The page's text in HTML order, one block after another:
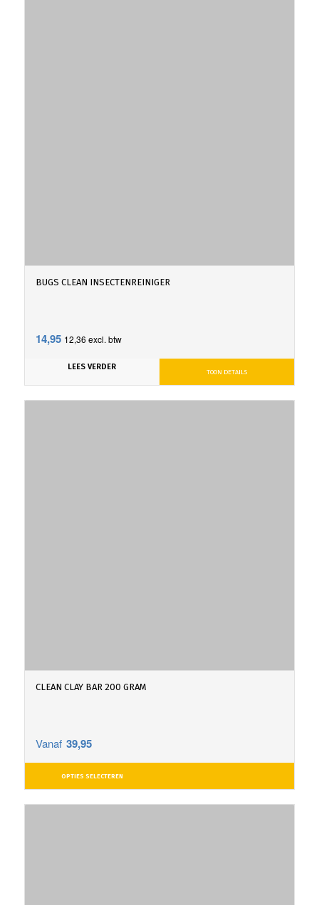
BUGS CLEAN INSECTENREINIGER
14,95 12,36 excl. btw
LEES VERDER
TOON DETAILS
CLEAN CLAY BAR 200 GRAM
Vanaf 39,95
OPTIES SELECTEREN